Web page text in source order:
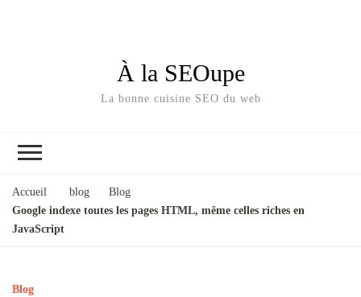
À la SEOupe
La bonne cuisine SEO du web
Accueil blog
Blog
Google indexe toutes les pages HTML, même celles riches en
JavaScript
Blog